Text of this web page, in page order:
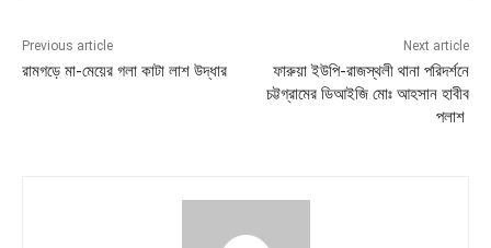
Previous article
রামগড়ে মা-মেয়ের গলা কাটা লাশ উদ্ধার
Next article
ফারুয়া ইউপি-রাজস্থলী থানা পরিদর্শনে
চট্টগ্রামের ডিআইজি মোঃ আহসান হাবীব
পলাশ